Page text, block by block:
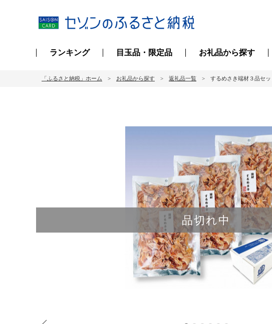
ランキング 目玉品・限定品 お礼品から探す
「ふるさと納税」ホーム お礼品から探す 返礼品一覧 するめさき端材３品セ
品切れ中